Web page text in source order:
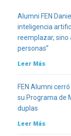
Alumni FEN
inteligencia
reemplazar, sino
personas”
Leer Más
FEN Alumni
su Programa de
duplas
Leer Más